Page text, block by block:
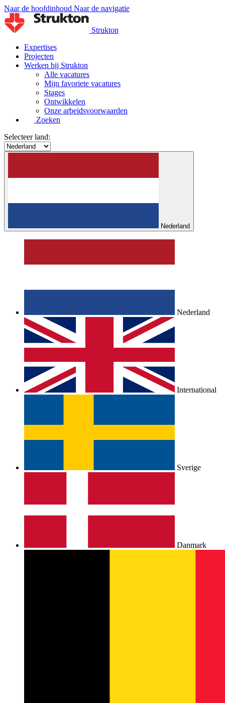
Naar de hoofdinhoud Naar de navigatie
Strukton
Expertises
Projecten
Werken bij Strukton
Alle vacatures
Mijn favoriete vacatures
Stages
Ontwikkelen
Onze arbeidsvoorwaarden
Zoeken
Selecteer land:
Nederland
Nederland
International
Sverige
Danmark